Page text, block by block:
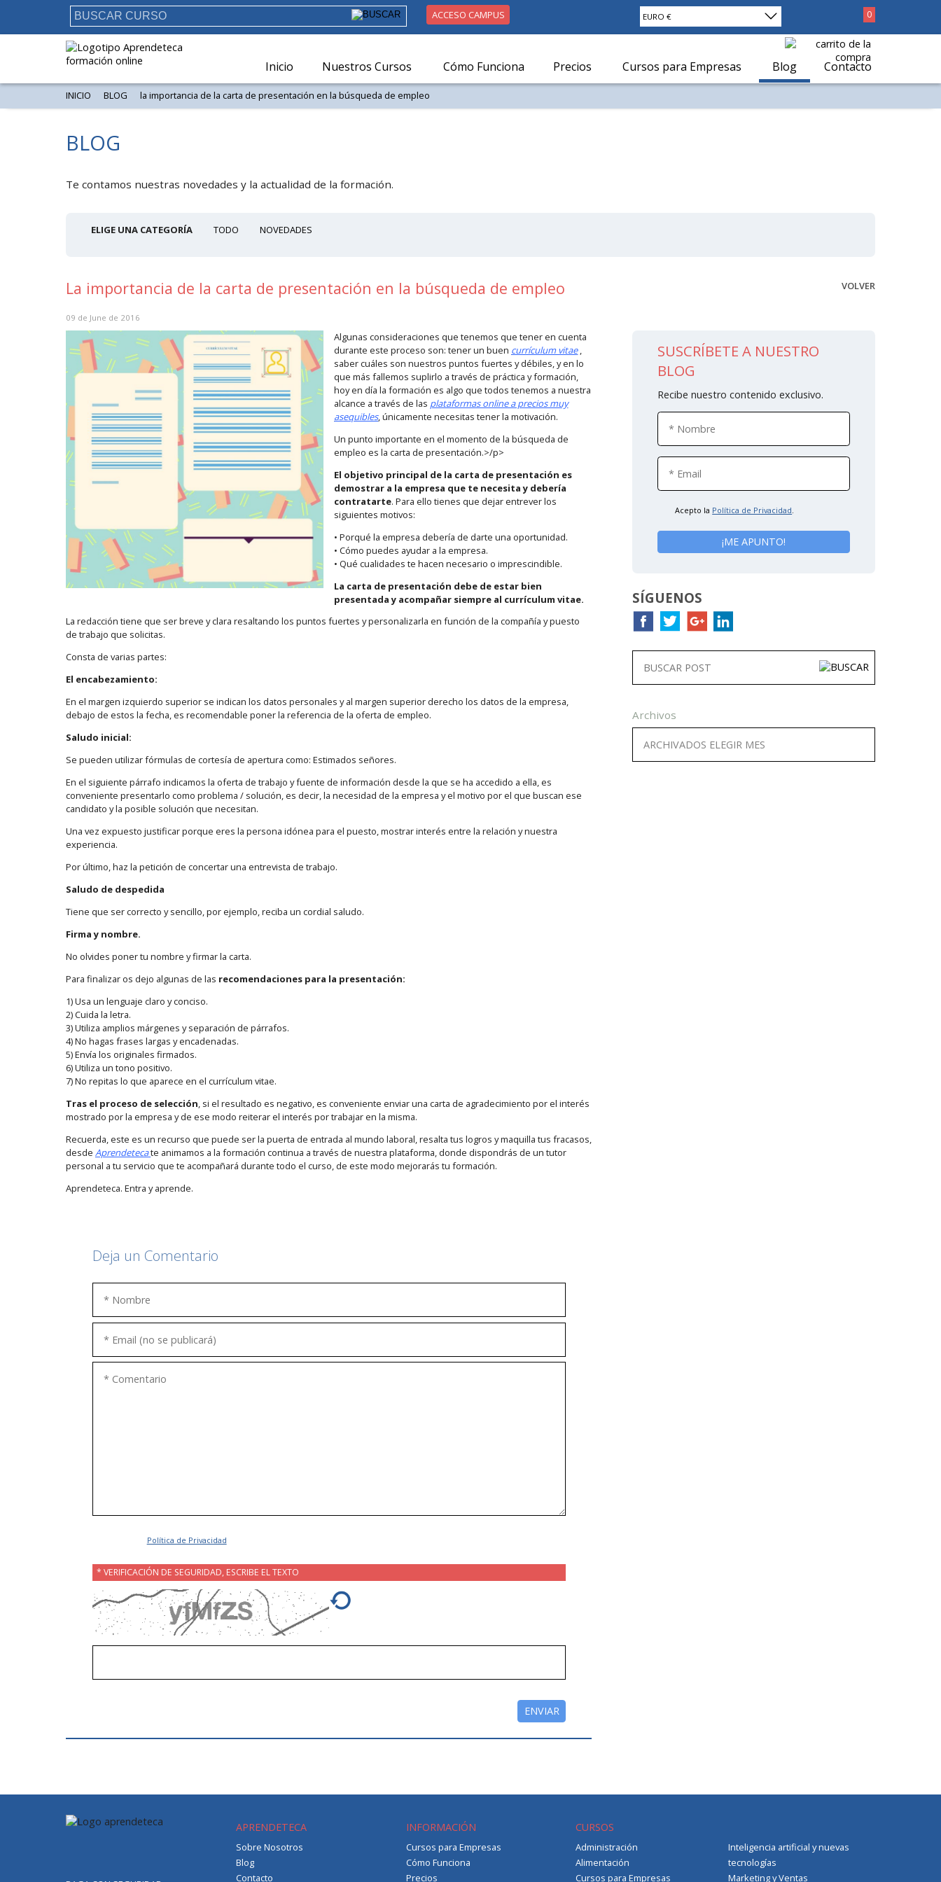
EURO € 0
ACCESO CAMPUS
Inicio Nuestros Cursos Cómo Funciona Precios Cursos para Empresas Blog Contacto
INICIO BLOG la importancia de la carta de presentación en la búsqueda de empleo
BLOG
Te contamos nuestras novedades y la actualidad de la formación.
ELIGE UNA CATEGORÍA TODO NOVEDADES
La importancia de la carta de presentación en la búsqueda de empleo
09 de June de 2016
Algunas consideraciones que tenemos que tener en cuenta
durante este proceso son: tener un buen currículum vitae,
saber cuáles son nuestros puntos fuertes y débiles, y en lo
que más fallemos suplirlo a través de práctica y formación,
hoy en día la formación es algo que todos tenemos a nuestra
alcance a través de las plataformas online a precios muy
asequibles, únicamente necesitas tener la motivación.
Un punto importante en el momento de la búsqueda de
empleo es la carta de presentación.>/p>
El objetivo principal de la carta de presentación es
demostrar a la empresa que te necesita y debería
contratarte. Para ello tienes que dejar entrever los
siguientes motivos:
• Porqué la empresa debería de darte una oportunidad.
• Cómo puedes ayudar a la empresa.
• Qué cualidades te hacen necesario o imprescindible.
La carta de presentación debe de estar bien
presentada y acompañar siempre al currículum vitae.
La redacción tiene que ser breve y clara resaltando los puntos fuertes y personalizarla en función de la compañía y puesto
de trabajo que solicitas.
Consta de varias partes:
El encabezamiento:
En el margen izquierdo superior se indican los datos personales y al margen superior derecho los datos de la empresa,
debajo de estos la fecha, es recomendable poner la referencia de la oferta de empleo.
Saludo inicial:
Se pueden utilizar fórmulas de cortesía de apertura como: Estimados señores.
En el siguiente párrafo indicamos la oferta de trabajo y fuente de información desde la que se ha accedido a ella, es
conveniente presentarlo como problema / solución, es decir, la necesidad de la empresa y el motivo por el que buscan ese
candidato y la posible solución que necesitan.
Una vez expuesto justificar porque eres la persona idónea para el puesto, mostrar interés entre la relación y nuestra
experiencia.
Por último, haz la petición de concertar una entrevista de trabajo.
Saludo de despedida
Tiene que ser correcto y sencillo, por ejemplo, reciba un cordial saludo.
Firma y nombre.
No olvides poner tu nombre y firmar la carta.
Para finalizar os dejo algunas de las recomendaciones para la presentación:
1) Usa un lenguaje claro y conciso.
2) Cuida la letra.
3) Utiliza amplios márgenes y separación de párrafos.
4) No hagas frases largas y encadenadas.
5) Envía los originales firmados.
6) Utiliza un tono positivo.
7) No repitas lo que aparece en el currículum vitae.
Tras el proceso de selección, si el resultado es negativo, es conveniente enviar una carta de agradecimiento por el interés
mostrado por la empresa y de ese modo reiterar el interés por trabajar en la misma.
Recuerda, este es un recurso que puede ser la puerta de entrada al mundo laboral, resalta tus logros y maquilla tus fracasos,
desdeAprendetecate animamos a la formación continua a través de nuestra plataforma, donde dispondrás de un tutor
personal a tu servicio que te acompañará durante todo el curso, de este modo mejorarás tu formación.
Aprendeteca. Entra y aprende.
Deja un Comentario
Política de Privacidad
* VERIFICACIÓN DE SEGURIDAD, ESCRIBE EL TEXTO
VOLVER
SUSCRÍBETE A NUESTRO
BLOG
Recibe nuestro contenido exclusivo.
Acepto la Política de Privacidad
SÍGUENOS
Archivos
APRENDETECA
Sobre Nosotros
Blog
Contacto
INFORMACIÓN
Cursos para Empresas
Cómo Funciona
Precios
CURSOS
Administración
Alimentación
Cursos para Empresas
Inteligencia artificial y nuevas
tecnologías
Marketing y Ventas